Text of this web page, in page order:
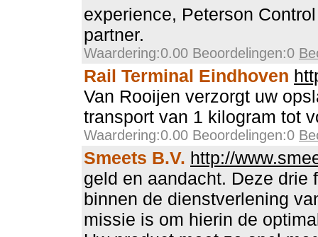
experience, Peterson
partner.
Waardering:0.00 Beoordelingen:0
Rail Terminal Eindhoven
Van Rooijen verzorgt uw
transport van 1 kilogram tot
Waardering:0.00 Beoordelingen:0
Smeets B.V. http://
geld en aandacht. Deze drie
binnen de dienstverlening
missie is om hierin de